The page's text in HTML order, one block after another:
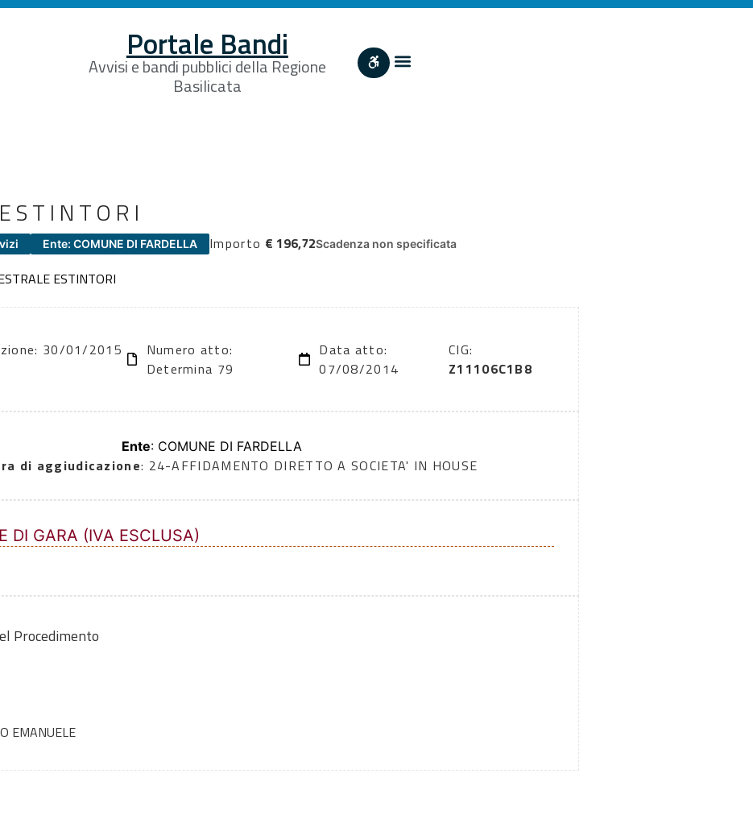
Portale Bandi
Avvisi e bandi pubblici della Regione
Basilicata
Ente: COMUNE DI FARDELLA Importo € 196,72Scadenza non specificata
ESTINTORI
30/01/2015
Numero atto:
Determina 79
Data atto:
07/08/2014
CIG:
Z11106C1B8
Ente: COMUNE DI FARDELLA
di aggiudicazione: 24-AFFIDAMENTO DIRETTO A SOCIETA' IN HOUSE
DI GARA (IVA ESCLUSA)
Procedimento
EMANUELE